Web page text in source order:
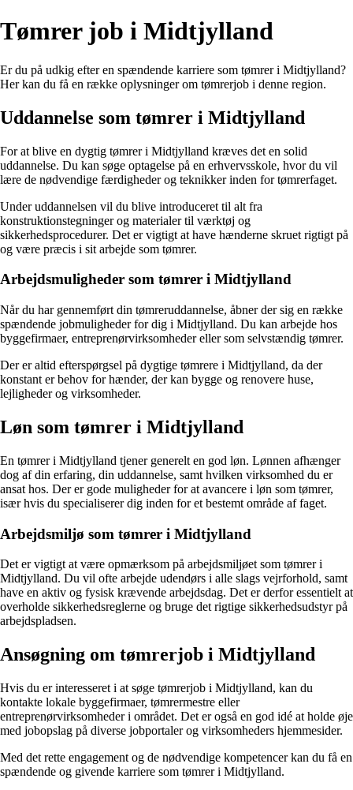
Tømrer job i Midtjylland
Er du på udkig efter en spændende karriere som tømrer i Midtjylland?
Her kan du få en række oplysninger om tømrerjob i denne region.
Uddannelse som tømrer i Midtjylland
For at blive en dygtig tømrer i Midtjylland kræves det en solid
uddannelse. Du kan søge optagelse på en erhvervsskole, hvor du vil
lære de nødvendige færdigheder og teknikker inden for tømrerfaget.
Under uddannelsen vil du blive introduceret til alt fra
konstruktionstegninger og materialer til værktøj og
sikkerhedsprocedurer. Det er vigtigt at have hænderne skruet rigtigt på
og være præcis i sit arbejde som tømrer.
Arbejdsmuligheder som tømrer i Midtjylland
Når du har gennemført din tømreruddannelse, åbner der sig en række
spændende jobmuligheder for dig i Midtjylland. Du kan arbejde hos
byggefirmaer, entreprenørvirksomheder eller som selvstændig tømrer.
Der er altid efterspørgsel på dygtige tømrere i Midtjylland, da der
konstant er behov for hænder, der kan bygge og renovere huse,
lejligheder og virksomheder.
Løn som tømrer i Midtjylland
En tømrer i Midtjylland tjener generelt en god løn. Lønnen afhænger
dog af din erfaring, din uddannelse, samt hvilken virksomhed du er
ansat hos. Der er gode muligheder for at avancere i løn som tømrer,
især hvis du specialiserer dig inden for et bestemt område af faget.
Arbejdsmiljø som tømrer i Midtjylland
Det er vigtigt at være opmærksom på arbejdsmiljøet som tømrer i
Midtjylland. Du vil ofte arbejde udendørs i alle slags vejrforhold, samt
have en aktiv og fysisk krævende arbejdsdag. Det er derfor essentielt at
overholde sikkerhedsreglerne og bruge det rigtige sikkerhedsudstyr på
arbejdspladsen.
Ansøgning om tømrerjob i Midtjylland
Hvis du er interesseret i at søge tømrerjob i Midtjylland, kan du
kontakte lokale byggefirmaer, tømrermestre eller
entreprenørvirksomheder i området. Det er også en god idé at holde øje
med jobopslag på diverse jobportaler og virksomheders hjemmesider.
Med det rette engagement og de nødvendige kompetencer kan du få en
spændende og givende karriere som tømrer i Midtjylland.